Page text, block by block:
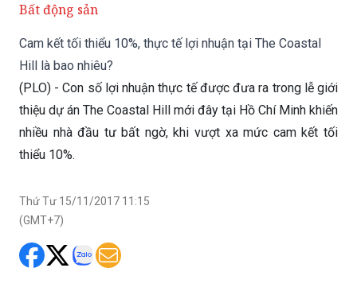
Bất động sản
Cam kết tối thiểu 10%, thực tế lợi nhuận tại The Coastal
Hill là bao nhiêu?
(PLO) - Con số lợi nhuận thực tế được đưa ra trong lễ giới
thiệu dự án The Coastal Hill mới đây tại Hồ Chí Minh khiến
nhiều nhà đầu tư bất ngờ, khi vượt xa mức cam kết tối
thiểu 10%.
Thứ Tư 15/11/2017 11:15
(GMT+7)